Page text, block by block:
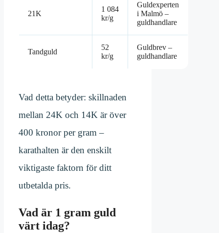
21K
1 084
kr/g
Guldexperten
i Malmö –
guldhandlare
Tandguld
52
kr/g
Guldbrev –
guldhandlare
Vad detta betyder: skillnaden
mellan 24K och 14K är över
400 kronor per gram –
karathalten är den enskilt
viktigaste faktorn för ditt
utbetalda pris.
Vad är 1 gram guld
värt idag?